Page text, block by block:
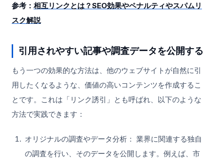
参考： 相互リンクとは？SEO効果やペナルティやスパムリ
スク解説
引用されやすい記事や調査データを公開する
もう一つの効果的な方法は、他のウェブサイトが自然に引
用したくなるような、価値の高いコンテンツを作成するこ
とです。これは「リンク誘引」とも呼ばれ、以下のような
方法で実践できます：
オリジナルの調査やデータ分析： 業界に関連する独自
の調査を行い、そのデータを公開します。例えば、市